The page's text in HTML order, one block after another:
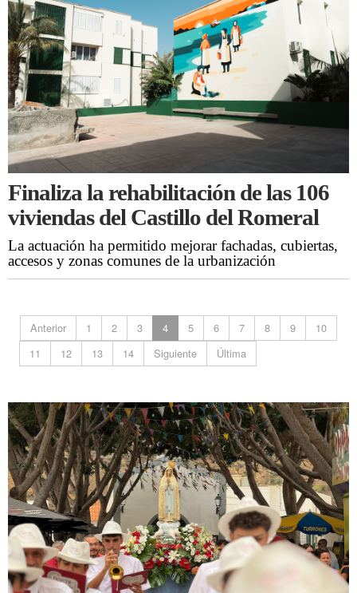
Finaliza la rehabilitación de las 106
viviendas del Castillo del Romeral
La actuación ha permitido mejorar fachadas, cubiertas,
accesos y zonas comunes de la urbanización
Anterior 1 2 3 4 5 6 7 8 9
10
11
12 13 14 Siguiente Última